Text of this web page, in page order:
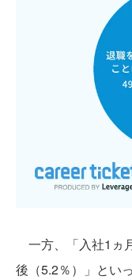
一方、「入社1ヵ
後（5.2％）」とい